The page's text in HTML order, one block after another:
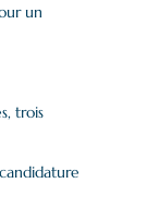
un
trois